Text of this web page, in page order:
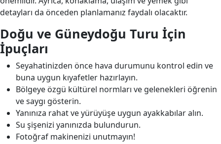
detayları da önceden planlamanız faydalı olacaktır.
Doğu ve Güneydoğu Turu İçin
İpuçları
Seyahatinizden önce hava durumunu kontrol edin ve
buna uygun kıyafetler hazırlayın.
Bölgeye özgü kültürel normları ve gelenekleri öğrenin
ve saygı gösterin.
Yanınıza rahat ve yürüyüşe uygun ayakkabılar alın.
Su şişenizi yanınızda bulundurun.
Fotoğraf makinenizi unutmayın!